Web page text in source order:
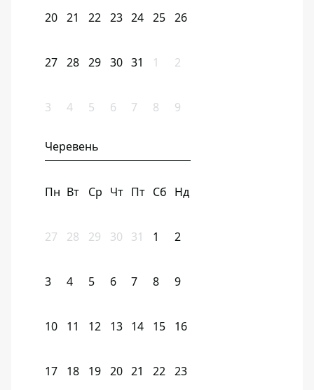
20 21 22 23 24 25 26
27 28 29 30 31 1 2
3 4 5 6 7 8 9
Черевень
Пн Вт Ср Чт Пт Сб Нд
27 28 29 30 31 1 2
3 4 5 6 7 8 9
10 11 12 13 14 15 16
17 18 19 20 21 22 23